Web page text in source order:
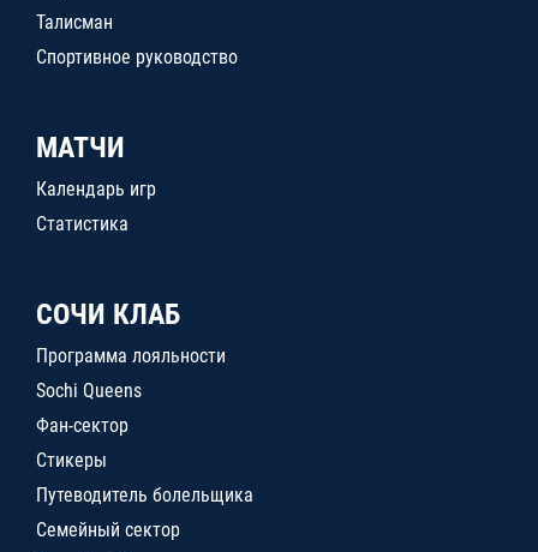
Талисман
Спортивное руководство
МАТЧИ
Календарь игр
Статистика
СОЧИ КЛАБ
Программа лояльности
Sochi Queens
Фан-сектор
Стикеры
Путеводитель болельщика
Семейный сектор